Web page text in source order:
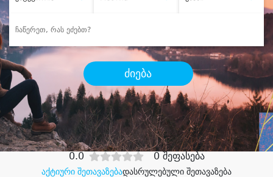
ძიება
შეიძინესასურველი მომსახურება
დიდი დანაზოგით
აქტიური შეთავაზებადასრულებული შეთავაზება
0.0 0 შეფასება